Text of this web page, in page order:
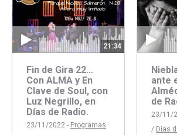
21:34
Fin de Gira 22…
Con ALMA y En
Clave de Soul, con
Luz Negrillo, en
Días de Radio.
23/11/2022 - Programas
ante
de
23/11/
/ Dias